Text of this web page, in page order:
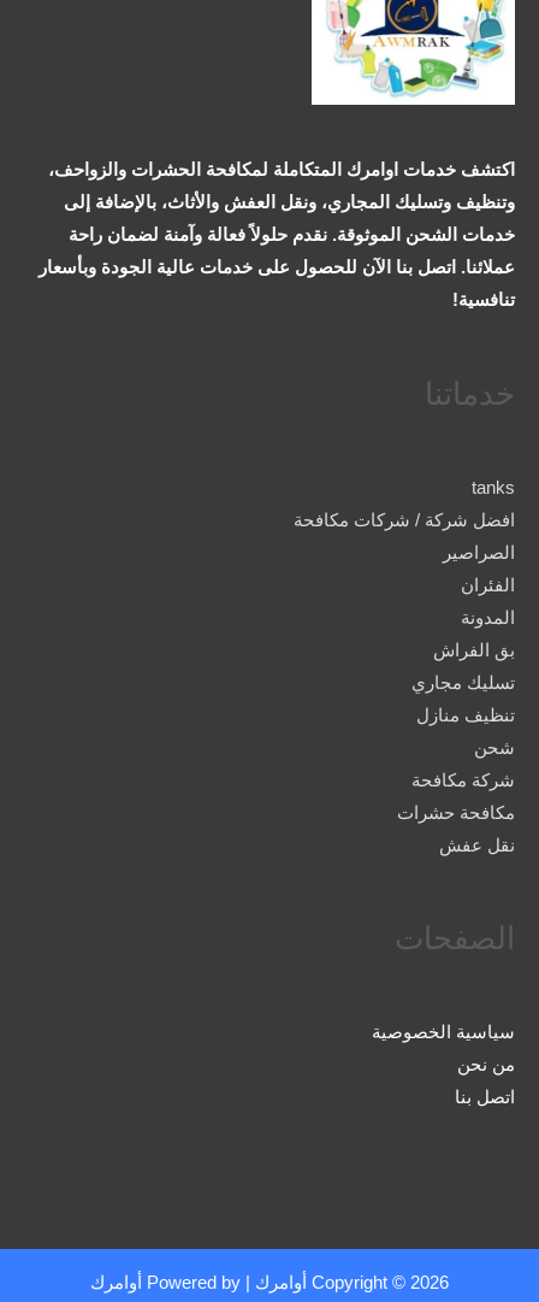
اكتشف خدمات اوامرك المتكاملة لمكافحة الحشرات والزواحف،
وتنظيف وتسليك المجاري، ونقل العفش والأثاث، بالإضافة إلى
خدمات الشحن الموثوقة. نقدم حلولاً فعالة وآمنة لضمان راحة
عملائنا. اتصل بنا الآن للحصول على خدمات عالية الجودة وبأسعار
تنافسية!
خدماتنا
tanks
افضل شركة / شركات مكافحة
الصراصير
الفئران
المدونة
بق الفراش
تسليك مجاري
تنظيف منازل
شحن
شركة مكافحة
مكافحة حشرات
نقل عفش
الصفحات
سياسية الخصوصية
من نحن
اتصل بنا
Copyright © 2026 أوامرك أوامرك